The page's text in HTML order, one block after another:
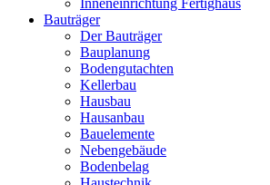
Inneneinrichtung Fertighaus
Bauträger
Der Bauträger
Bauplanung
Bodengutachten
Kellerbau
Hausbau
Hausanbau
Bauelemente
Nebengebäude
Bodenbelag